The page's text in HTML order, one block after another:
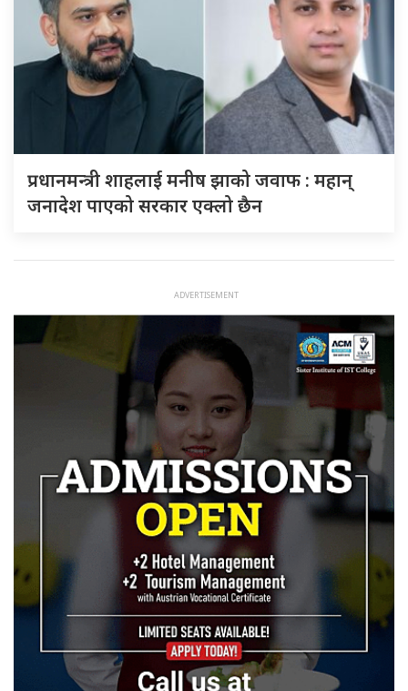
प्रधानमन्त्री शाहलाई मनीष झाको जवाफ : महान्
जनादेश पाएको सरकार एक्लो छैन